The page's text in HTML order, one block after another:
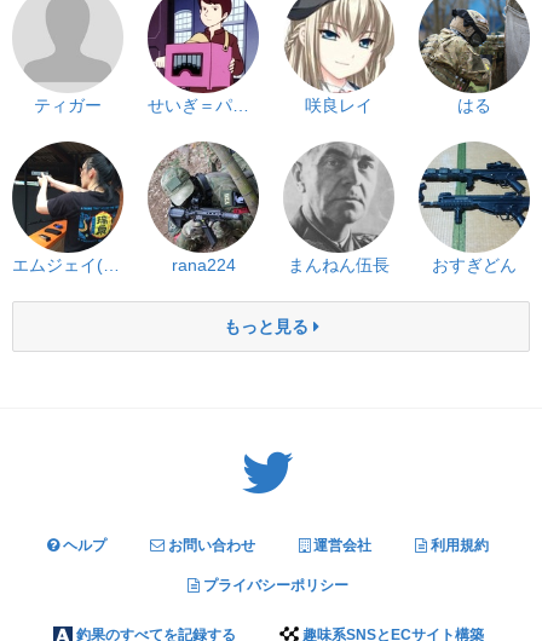
ティガー せいぎ＝パンダ 咲良レイ はる
エムジェイ(MJ62) rana224 まんねん伍長 おすぎどん
もっと見る
ヘルプ お問い合わせ 運営会社 利用規約
プライバシーポリシー
釣果のすべてを記録する 趣味系SNSとECサイト構築